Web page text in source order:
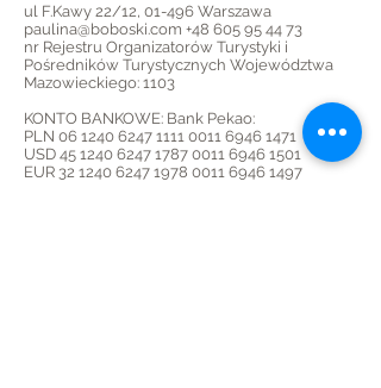
ul F.Kawy 22/12, 01-496 Warszawa
paulina@boboski.com +48 605 95 44 73
nr Rejestru Organizatorów Turystyki i
Pośredników Turystycznych Województwa
Mazowieckiego: 1103
KONTO BANKOWE: Bank Pekao:
PLN 06 1240 6247 1111 0011 6946 1471
USD 45 1240 6247 1787 0011 6946 1501
EUR 32 1240 6247 1978 0011 6946 1497